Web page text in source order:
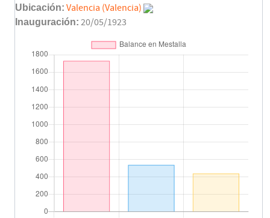
Leonardo de Araujo
86'
Ubicación: Valencia (Valencia)
Inauguración: 20/05/1923